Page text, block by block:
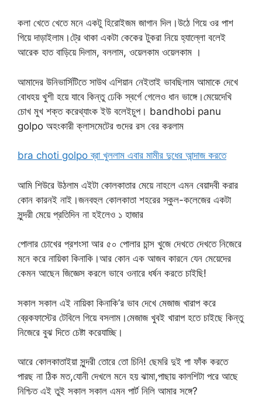
কলা খেতে খেতে মনে একটু হিরোইজম জাগান দিল।উঠে গিয়ে ওর পাশ
গিয়ে দাড়াইলাম।ট্রে থাকা একটা কেকের টুকরা নিয়ে হ্যাল্লো বলেই
আরেক হাত বাড়িয়ে দিলাম, বললাম, ওয়েলকাম ওয়েলকাম ।
আমাদের উনিভার্সিটিতে সাউথ এশিয়ান নেইতাই ভাবছিলাম আমাকে দেখে
বোধহয় খুশী হয়ে যাবে কিন্তু ঢেকি স্বর্গে গেলেও ধান ভাঙ্গে।মেয়েদেখি
চোখ মুখ শক্ত করেথ্যাংক ইউ বলেইচুপ। bandhobi panu
golpo অহংকারী ক্লাসমেটের গুদের রস বের করলাম
bra choti golpo ব্রা খুললাম এবার মামীর দুধের আন্দাজ করতে
আমি শিউরে উঠলাম এইটা কোলকাতার মেয়ে নাহলে এমন বেয়াদবী করার
কোন কারনই নাই।জনবহুল কোলকাতা শহরের স্কুল-কলেজের একটা
সুন্দরী মেয়ে প্রতিদিন না হইলেও ১ হাজার
পোলার চোখের প্রশংসা আর ৫০ পোলার চান্স খুজে দেখতে দেখতে নিজেরে
মনে করে নায়িকা কিনাকি।আর কোন এক আজব কারনে যেন মেয়েদের
কেমন আছেন জিজ্ঞেস করলে ভাবে ওনারে ধর্ষন করতে চাইছি!
সকাল সকাল এই নায়িকা কিনাকি’র ভাব দেখে মেজাজ খারাপ করে
ব্রেকফাস্টের টেবিলে গিয়ে বসলাম।মেজাজ খুবই খারাপ হতে চাইছে কিন্তু
নিজেরে বুঝ দিতে চেষ্টা করেযাচ্ছি।
আরে কোলকাতাইয়া সুন্দরী তোরে তো চিনি! ছেমরি দুই পা ফাঁক করতে
পারছ না ঠিক মত,যোনী দেখলে মনে হয় ঝামা,পাছায় কালশিটা পরে আছে
নিশ্চিত এই তুই সকাল সকাল এমন পার্ট নিলি আমার সঙ্গে?